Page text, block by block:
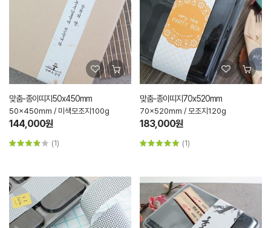
맞춤-종이띠지50x450mm
50x450mm / 미색모조지100g
144,000원
(1)
맞춤-종이띠지70x520mm
70x520mm / 모조지120g
183,000원
(1)